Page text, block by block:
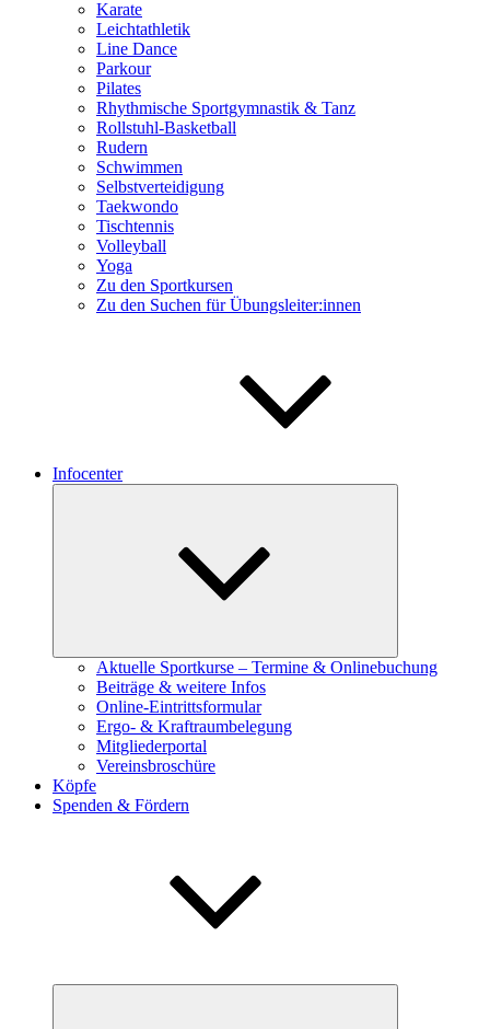
Karate
Leichtathletik
Line Dance
Parkour
Pilates
Rhythmische Sportgymnastik & Tanz
Rollstuhl-Basketball
Rudern
Schwimmen
Selbstverteidigung
Taekwondo
Tischtennis
Volleyball
Yoga
Zu den Sportkursen
Zu den Suchen für Übungsleiter:innen
Infocenter
Aktuelle Sportkurse – Termine & Onlinebuchung
Beiträge & weitere Infos
Online-Eintrittsformular
Ergo- & Kraftraumbelegung
Mitgliederportal
Vereinsbroschüre
Köpfe
Spenden & Fördern